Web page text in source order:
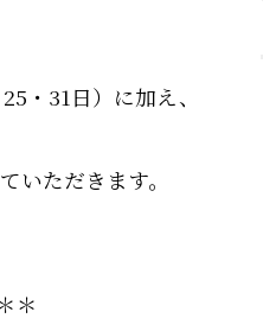
・31日）に加え、
いただきます。
＊